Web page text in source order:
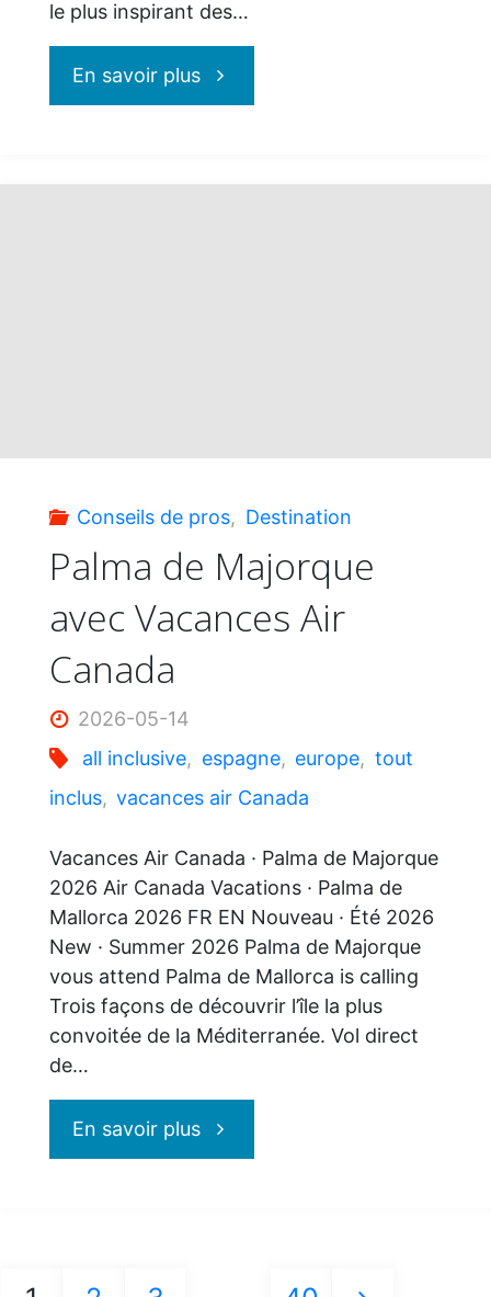
le plus inspirant des…
En savoir plus"Explora
Conseils de pros, Destination
Palma de Majorque
avec Vacances Air
Canada
2026-05-14
all inclusive, espagne, europe, tout
inclus, vacances air Canada
Vacances Air Canada · Palma de Majorque
2026 Air Canada Vacations · Palma de
Mallorca 2026 FR EN Nouveau · Été 2026
New · Summer 2026 Palma de Majorque
vous attend Palma de Mallorca is calling
Trois façons de découvrir l’île la plus
convoitée de la Méditerranée. Vol direct
de…
En savoir plus"Palma